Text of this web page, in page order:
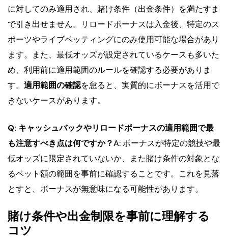
に対してのみ適用され、賭け条件（出金条件）を満たすま
で引き出せません。リロードボーナスは入金後、特定のス
ポーツやライブベッティングにのみ使用可能な場合があり
ます。また、最低オッズが設定されているケースも多いた
め、利用前に適用範囲のルールを確認する必要がありま
す。 適用範囲の確認を怠ると、実質的にボーナスを活用で
きないケースがあります。
Q: キャッシュバックやリロードボーナスの適用範囲で最
も注意すべき点は何ですか？A: ボーナスが特定の競技や最
低オッズに限定されていないか、また賭け条件の対象とな
るベット額の範囲を事前に確認することです。これを見落
とすと、ボーナスが無意味になる可能性があります。
賭け条件や出金制限を事前に理解する
コツ